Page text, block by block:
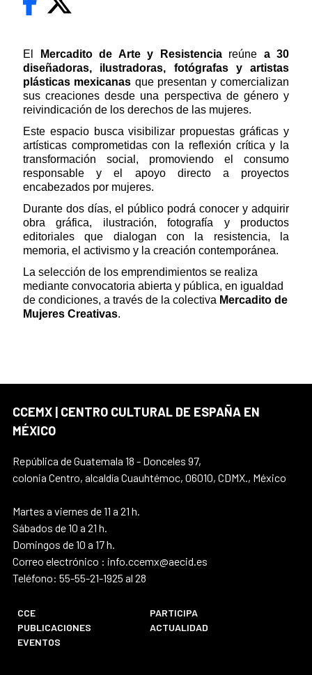
El Mercadito de Arte y Resistenciareúne a 30
diseñadoras, ilustradoras, fotógrafas y artistas
plásticas mexicanas que presentan y comercializan
sus creaciones desde una perspectiva de género y
reivindicación de los derechos de las mujeres.
Este espacio busca visibilizar propuestas gráficas y
artísticas comprometidas con la reflexión crítica y la
transformación social, promoviendo el consumo
responsable y el apoyo directo a proyectos
encabezados por mujeres.
Durante dos días, el público podrá conocer y adquirir
obra gráfica, ilustración, fotografía y productos
editoriales que dialogan con la resistencia, la
memoria, el activismo y la creación contemporánea.
La selección de los emprendimientos se realiza
mediante convocatoria abierta y pública, en igualdad
de condiciones, a través de la colectiva Mercadito de
Mujeres Creativas.
CCEMX | CENTRO CULTURAL DE ESPAÑA EN
MÉXICO
República de Guatemala 18 - Donceles 97,
colonia Centro, alcaldía Cuauhtémoc, 06010, CDMX., México
Martes a viernes de 11 a 21 h.
Sábados de 10 a 21 h.
Domingos de 10 a 17 h.
Correo electrónico : info.ccemx@aecid.es
Teléfono: 55-55-21-1925 al 28
CCE
PARTICIPA
PUBLICACIONES
ACTUALIDAD
EVENTOS